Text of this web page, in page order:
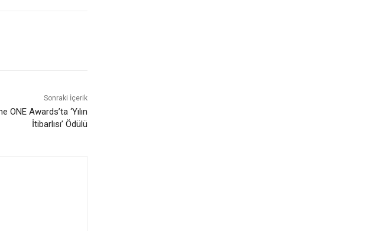
Sonraki İçerik
Awards’ta ‘Yılın
İtibarlısı’ Ödülü